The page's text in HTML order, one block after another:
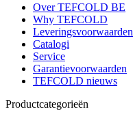
Over TEFCOLD BE
Why TEFCOLD
Leveringsvoorwaarden
Catalogi
Service
Garantievoorwaarden
TEFCOLD nieuws
Productcategorieën